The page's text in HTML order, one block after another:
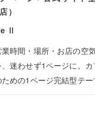
）
Ⅱ
時間・場所・お店の空
迷わせず1ページに。
めの1ページ完結型テー